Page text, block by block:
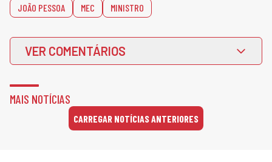
JOÃO PESSOA MEC MINISTRO
VER COMENTÁRIOS
MAIS NOTÍCIAS
CARREGAR NOTÍCIAS ANTERIORES